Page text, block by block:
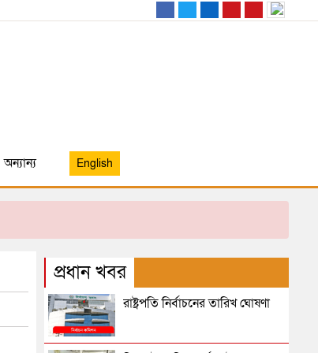
অন্যান্য English
প্রধান খবর
রাষ্ট্রপতি নির্বাচনের তারিখ ঘোষণা